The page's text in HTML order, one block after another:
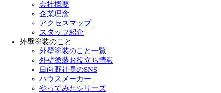
会社概要
企業理念
アクセスマップ
スタッフ紹介
外壁塗装のこと
外壁塗装のこと一覧
外壁塗装お役立ち情報
日向野社長のSNS
ハウスメーカー
やってみたシリーズ